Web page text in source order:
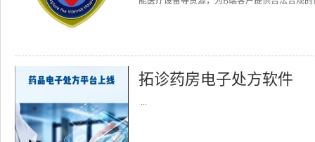
拓诊药房电子处方软件
...